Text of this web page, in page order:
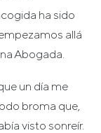
ha sido
allá
Abogada.
un día me
broma que,
visto sonreír.